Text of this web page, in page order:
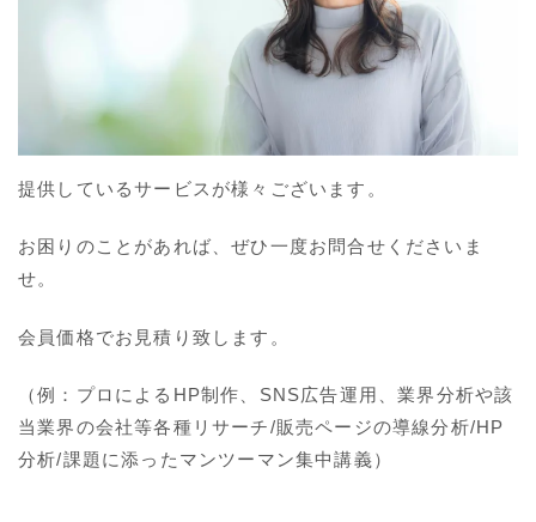
提供しているサービスが様々ございます。
お困りのことがあれば、ぜひ一度お問合せくださいま
せ。
会員価格でお見積り致します。
（例：プロによるHP制作、SNS広告運用、業界分析や該
当業界の会社等各種リサーチ/販売ページの導線分析/HP
分析/課題に添ったマンツーマン集中講義）